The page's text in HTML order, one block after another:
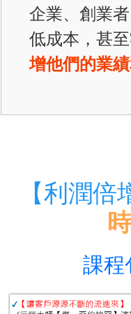
企業、創業
低成本，甚
增他們的業績
【利潤倍
課程